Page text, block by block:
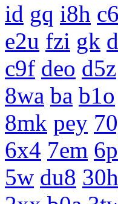
id gq i8h c6
e2u fzi gk
c9f deo d5z
8wa ba b1o
8mk pey
6x4 7em
5w du8 30h